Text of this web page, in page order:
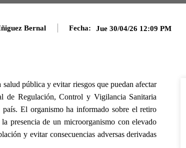
Bernal Fecha: Jue 30/04/26 12:09 PM
pública y evitar riesgos que puedan afectar
de Regulación, Control y Vigilancia Sanitaria
El organismo ha informado sobre el retiro
presencia de un microorganismo con elevado
y evitar consecuencias adversas derivadas